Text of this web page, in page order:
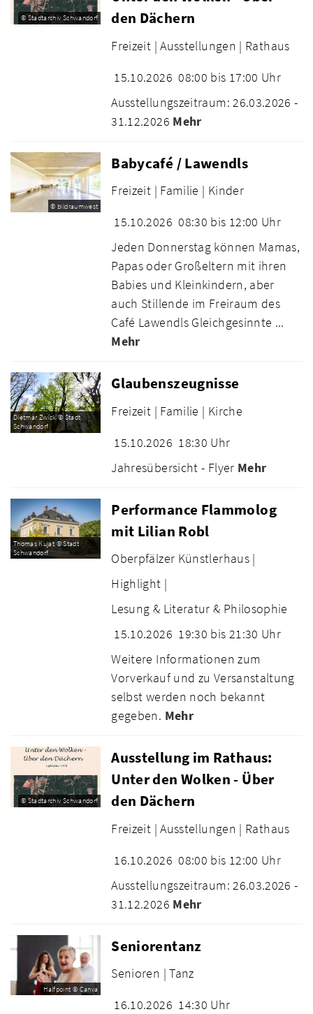
© Stadtarchiv Schwandorf
den Dächern
Freizeit | Ausstellungen | Rathaus
15.10.2026 08:00 bis 17:00 Uhr
Ausstellungszeitraum: 26.03.2026 -
31.12.2026 Mehr
© bildraumwest
Babycafé / Lawendls
Freizeit | Familie | Kinder
15.10.2026 08:30 bis 12:00 Uhr
Jeden Donnerstag können Mamas,
Papas oder Großeltern mit ihren
Babies und Kleinkindern, aber
auch Stillende im Freiraum des
Café Lawendls Gleichgesinnte ...
Mehr
Dietmar Zwick © Stadt
Schwandorf
Glaubenszeugnisse
Freizeit | Familie | Kirche
15.10.2026 18:30 Uhr
Jahresübersicht - Flyer Mehr
Thomas Kujat © Stadt
Schwandorf
Performance Flammolog
mit Lilian Robl
Oberpfälzer Künstlerhaus |
Highlight |
Lesung & Literatur & Philosophie
15.10.2026 19:30 bis 21:30 Uhr
Weitere Informationen zum
Vorverkauf und zu Versanstaltung
selbst werden noch bekannt
gegeben. Mehr
© Stadtarchiv Schwandorf
Ausstellung im Rathaus:
Unter den Wolken - Über
den Dächern
Freizeit | Ausstellungen | Rathaus
16.10.2026 08:00 bis 12:00 Uhr
Ausstellungszeitraum: 26.03.2026 -
31.12.2026 Mehr
Halfpoint © Canva
Seniorentanz
Senioren | Tanz
16.10.2026 14:30 Uhr